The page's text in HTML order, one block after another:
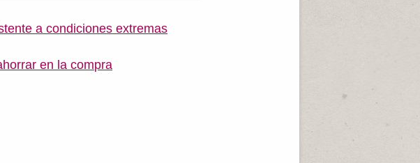
a condiciones extremas
en la compra